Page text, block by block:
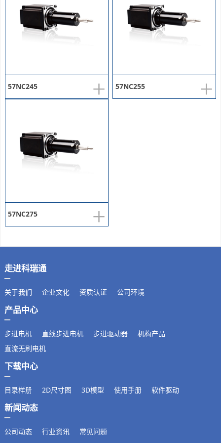
+
57NC245 +
57NC255
+
57NC275
走进科瑞通
关于我们 企业文化 资质认证 公司环境
产品中心
步进电机 直线步进电机 步进驱动器
机构产品
直流无刷电机
下载中心
目录样册 2D尺寸图 3D模型 使用手册 软件驱动
新闻动态
公司动态 行业资讯 常见问题